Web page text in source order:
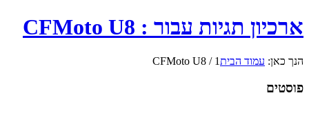
ארכיון תגיות עבור : CFMoto U8
הנך כאן: עמוד הבית1
/
CFMoto U8
פוסטים